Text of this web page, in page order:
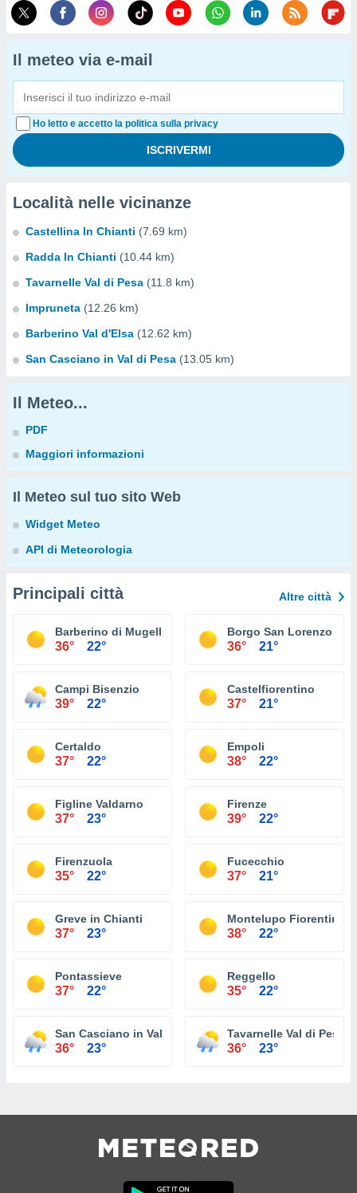
Il meteo via e-mail
Ho letto e accetto la politica sulla privacy
Località nelle vicinanze
Castellina In Chianti (7.69 km)
Radda In Chianti (10.44 km)
Tavarnelle Val di Pesa (11.8 km)
Impruneta (12.26 km)
Barberino Val d'Elsa (12.62 km)
San Casciano in Val di Pesa (13.05 km)
Il Meteo...
PDF
Maggiori informazioni
Il Meteo sul tuo sito Web
Widget Meteo
API di Meteorologia
Principali città Altre città
Barberino di Mugello
36° 22°
Borgo San Lorenzo
36° 21°
Campi Bisenzio
39° 22°
Castelfiorentino
37° 21°
Certaldo
37° 22°
Empoli
38° 22°
Figline Valdarno
37° 23°
Firenze
39° 22°
Firenzuola
35° 22°
Fucecchio
37° 21°
Greve in Chianti
37° 23°
Montelupo Fiorentino
38° 22°
Pontassieve
37° 22°
Reggello
35° 22°
San Casciano in Val di Pesa
36° 23°
Tavarnelle Val di Pesa
36° 23°